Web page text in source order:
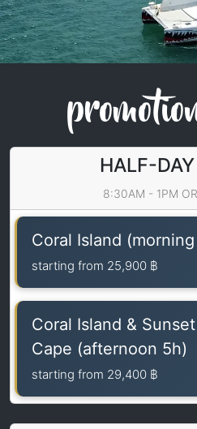
HALF-
8:30AM - 1PM
Coral Island
starting from 25,900 ฿
Coral Island &
Cape (afternoon 5h)
starting from 29,400 ฿